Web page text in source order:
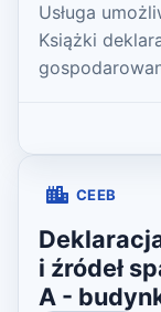
Usługa
Książki
CEEB
i źródeł
A -